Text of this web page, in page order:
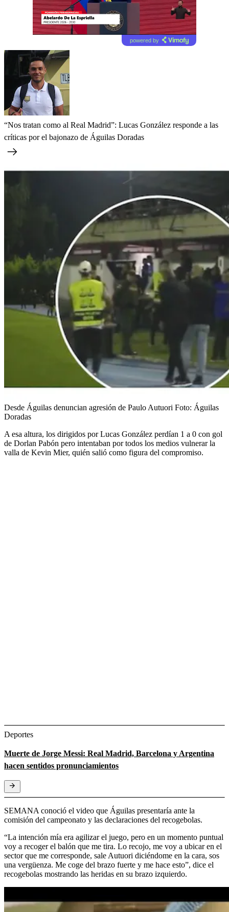
powered by
“Nos tratan como al Real Madrid”: Lucas González responde a las
críticas por el bajonazo de Águilas Doradas
Desde Águilas denuncian agresión de Paulo Autuori Foto: Águilas
Doradas
A esa altura, los dirigidos por Lucas González perdían 1 a 0 con gol
de Dorlan Pabón pero intentaban por todos los medios vulnerar la
valla de Kevin Mier, quién salió como figura del compromiso.
Deportes
Muerte de Jorge Messi: Real Madrid, Barcelona y Argentina
hacen sentidos pronunciamientos
SEMANA conoció el video que Águilas presentaría ante la
comisión del campeonato y las declaraciones del recogebolas.
“La intención mía era agilizar el juego, pero en un momento puntual
voy a recoger el balón que me tira. Lo recojo, me voy a ubicar en el
sector que me corresponde, sale Autuori diciéndome en la cara, sos
una vergüenza. Me coge del brazo fuerte y me hace esto”, dice el
recogebolas mostrando las heridas en su brazo izquierdo.